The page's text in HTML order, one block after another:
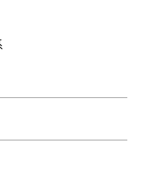
ス
ーコース
科学コース